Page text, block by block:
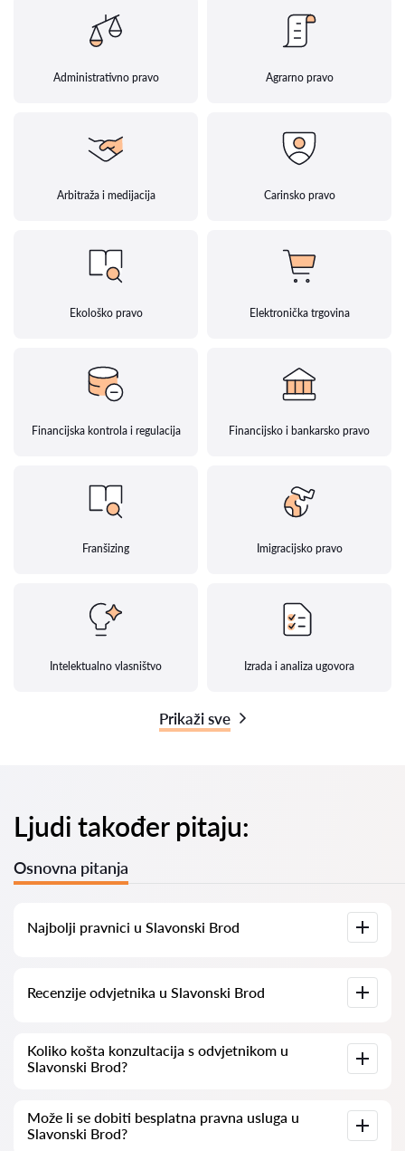
Administrativno pravo Agrarno pravo
Arbitraža i medijacija Carinsko pravo
Ekološko pravo Elektronička trgovina
Financijska kontrola i regulacija Financijsko i bankarsko pravo
Franšizing Imigracijsko pravo
Intelektualno vlasništvo Izrada i analiza ugovora
Prikaži sve
Ljudi također pitaju:
Osnovna pitanja
Najbolji pravnici u Slavonski Brod
informacijama. Cijene, recenzije, telefonski brojevi i adrese.
Recenzije odvjetnika u Slavonski Brod
odvjetnicima. Ne brišemo negativne recenzije niti postoji
mogućnost njihovog lažnog povećavanja.
Koliko košta konzultacija s odvjetnikom u
Slavonski Brod?
eur pa nadalje (cijene mogu varirati ovisno o složenosti pitanja
i obliku odgovora).
Može li se dobiti besplatna pravna usluga u
Slavonski Brod?